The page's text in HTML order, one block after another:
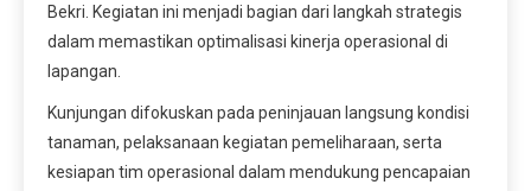
Bekri. Kegiatan ini menjadi bagian dari langkah strategis
dalam memastikan optimalisasi kinerja operasional di
lapangan.
Kunjungan difokuskan pada peninjauan langsung kondisi
tanaman, pelaksanaan kegiatan pemeliharaan, serta
kesiapan tim operasional dalam mendukung pencapaian